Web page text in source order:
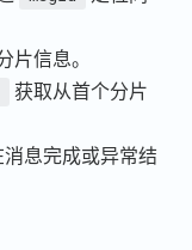
片信息。
获取从首个分片
息完成或异常结